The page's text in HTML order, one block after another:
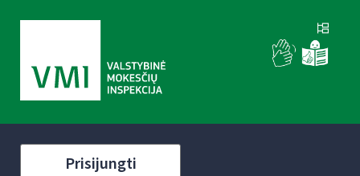
Prisijungti